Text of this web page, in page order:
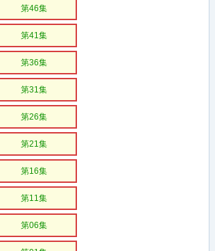
第46集
第41集
第36集
第31集
第26集
第21集
第16集
第11集
第06集